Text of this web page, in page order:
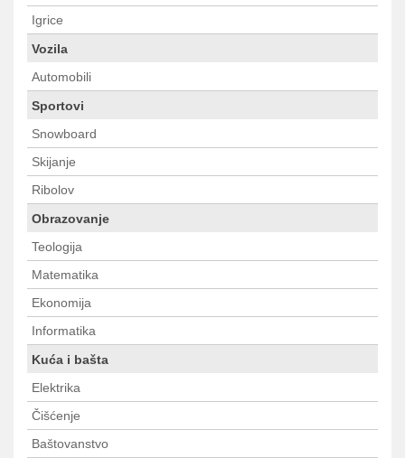
Igrice
Vozila
Automobili
Sportovi
Snowboard
Skijanje
Ribolov
Obrazovanje
Teologija
Matematika
Ekonomija
Informatika
Kuća i bašta
Elektrika
Čišćenje
Baštovanstvo